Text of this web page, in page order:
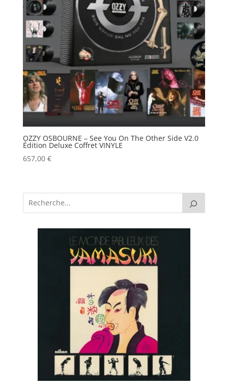
OZZY OSBOURNE – See You On The Other Side V2.0
Édition Deluxe Coffret VINYLE
657,00 €